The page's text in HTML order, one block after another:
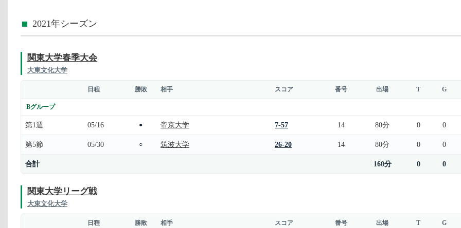
2021年シーズン
関東大学春季大会
大東文化大学
日程 勝敗 相手 スコア 番号 出場 T G
Bグループ
第1週 05/16 ● 帝京大学 7-57 14 80分 0 0
第5節 05/30 ○ 筑波大学 26-20 14 80分 0 0
合計 160分 0 0
関東大学リーグ戦
大東文化大学
日程 勝敗 相手 スコア 番号 出場 T G